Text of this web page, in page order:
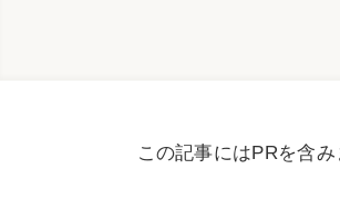
この記事にはPRを含み